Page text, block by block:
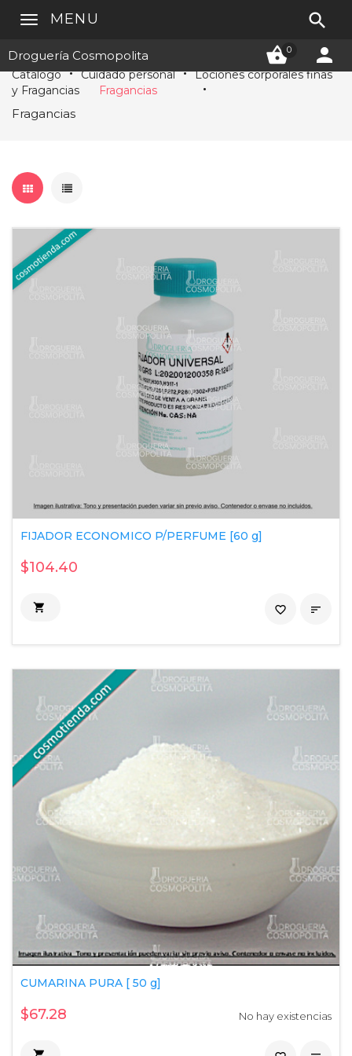
Droguería Cosmopolita 0 
MENU 
Catálogo Cuidado personal
Lociones corporales finas
y Fragancias
Fragancias
Fragancias
FIJADOR ECONOMICO P/PERFUME [60 g]
$104.40
 
favorite_border
CUMARINA PURA [ 50 g]
$67.28 No hay existencias